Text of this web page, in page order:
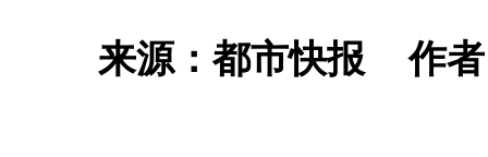
来源：都市快报作